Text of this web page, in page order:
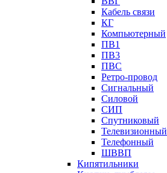
Кабель связи
КГ
Компьютерный
ПВ1
ПВ3
ПВС
Ретро-провод
Сигнальный
Силовой
СИП
Спутниковый
Телевизионный
Телефонный
ШВВП
Кипятильники